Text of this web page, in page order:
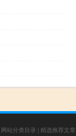
网站分类目录 | 精选推荐文章